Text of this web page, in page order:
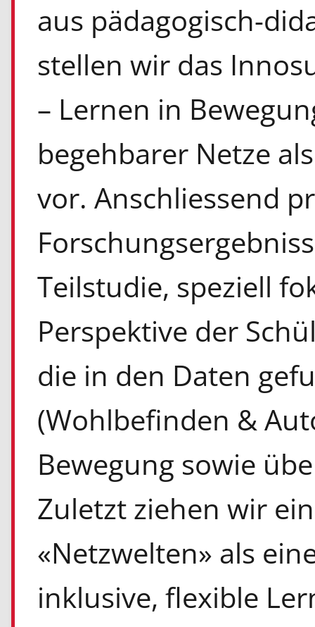
aus pädagogisch-
stellen wir das
– Lernen in
begehbarer Netze
vor. Anschliessend
Teilstudie, speziell
Perspektive der
die in den Daten
(Wohlbefinden &
Bewegung sowie
Zuletzt ziehen wir
«Netzwelten» als
inklusive, flexible